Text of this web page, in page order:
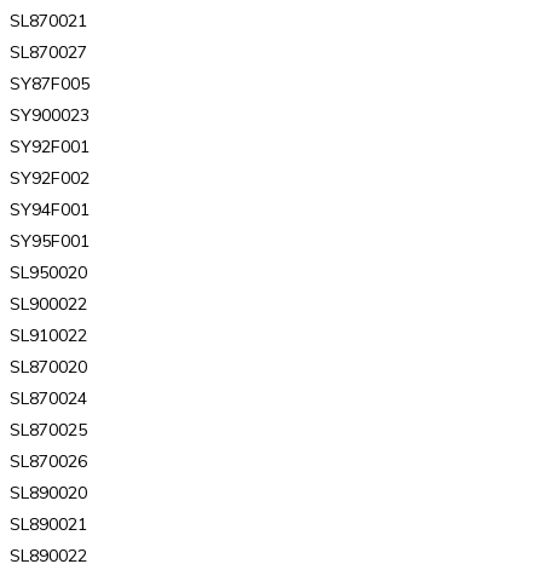
SL870021
SL870027
SY87F005
SY900023
SY92F001
SY92F002
SY94F001
SY95F001
SL950020
SL900022
SL910022
SL870020
SL870024
SL870025
SL870026
SL890020
SL890021
SL890022